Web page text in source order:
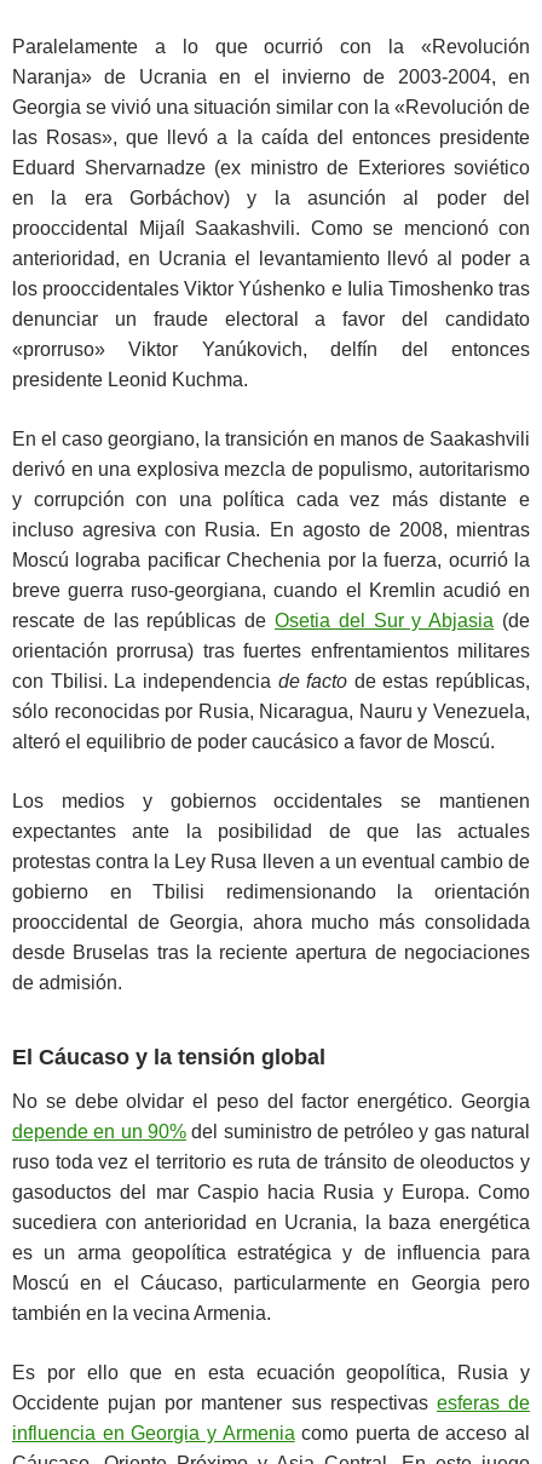
Paralelamente a lo que ocurrió con la «Revolución
Naranja» de Ucrania en el invierno de 2003-2004, en
Georgia se vivió una situación similar con la «Revolución de
las Rosas», que llevó a la caída del entonces presidente
Eduard Shervarnadze (ex ministro de Exteriores soviético
en la era Gorbáchov) y la asunción al poder del
prooccidental Mijaíl Saakashvili. Como se mencionó con
anterioridad, en Ucrania el levantamiento llevó al poder a
los prooccidentales Viktor Yúshenko e Iulia Timoshenko tras
denunciar un fraude electoral a favor del candidato
«prorruso» Viktor Yanúkovich, delfín del entonces
presidente Leonid Kuchma.
En el caso georgiano, la transición en manos de Saakashvili
derivó en una explosiva mezcla de populismo, autoritarismo
y corrupción con una política cada vez más distante e
incluso agresiva con Rusia. En agosto de 2008, mientras
Moscú lograba pacificar Chechenia por la fuerza, ocurrió la
breve guerra ruso-georgiana, cuando el Kremlin acudió en
rescate de las repúblicas de Osetia del Sur y Abjasia (de
orientación prorrusa) tras fuertes enfrentamientos militares
con Tbilisi. La independencia de facto de estas repúblicas,
sólo reconocidas por Rusia, Nicaragua, Nauru y Venezuela,
alteró el equilibrio de poder caucásico a favor de Moscú.
Los medios y gobiernos occidentales se mantienen
expectantes ante la posibilidad de que las actuales
protestas contra la Ley Rusa lleven a un eventual cambio de
gobierno en Tbilisi redimensionando la orientación
prooccidental de Georgia, ahora mucho más consolidada
desde Bruselas tras la reciente apertura de negociaciones
de admisión.
El Cáucaso y la tensión global
No se debe olvidar el peso del factor energético. Georgia
depende en un 90%del suministro de petróleo y gas natural
ruso toda vez el territorio es ruta de tránsito de oleoductos y
gasoductos del mar Caspio hacia Rusia y Europa. Como
sucediera con anterioridad en Ucrania, la baza energética
es un arma geopolítica estratégica y de influencia para
Moscú en el Cáucaso, particularmente en Georgia pero
también en la vecina Armenia.
Es por ello que en esta ecuación geopolítica, Rusia y
Occidente pujan por mantener sus respectivas esferas de
influencia en Georgia y Armenia como puerta de acceso al